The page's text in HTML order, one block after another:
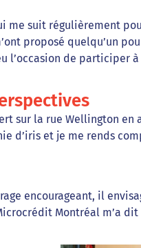
me suit régulièrement
proposé quelqu’un
l’occasion de
sur la rue Wellington
d’iris et je me rends
encourageant, il
Montréal m’a dit